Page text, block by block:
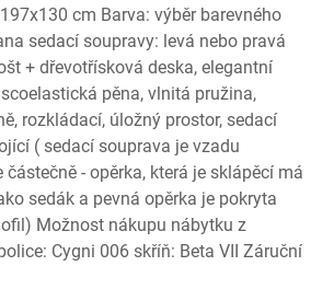
cm Barva: výběr barevného
sedací soupravy: levá nebo pravá
+ dřevotřísková deska, elegantní
pěna, vlnitá pružina,
rozkládací, úložný prostor, sedací
( sedací souprava je vzadu
- opěrka, která je sklápěcí má
sedák a pevná opěrka je pokryta
Možnost nákupu nábytku z
Cygni 006 skříň: Beta VII Záruční